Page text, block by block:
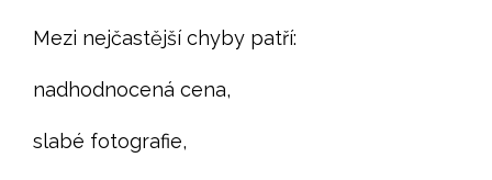
Mezi nejčastější chyby patří:
nadhodnocená cena,
slabé fotografie,